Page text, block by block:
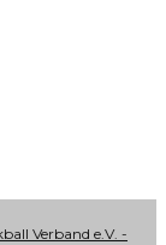
Verband e.V. -